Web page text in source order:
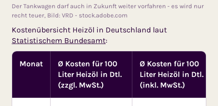
Der Tankwagen darf auch in Zukunft weiter vorfahren - es wird nur
recht teuer, Bild: VRD - stock.adobe.com
Kostenübersicht Heizöl in Deutschland laut
Statistischem Bundesamt:
Monat
Ø Kosten für 100
Liter Heizöl in Dtl.
(zzgl. MwSt.)
Ø Kosten für 100
Liter Heizöl in Dtl.
(inkl. MwSt.)